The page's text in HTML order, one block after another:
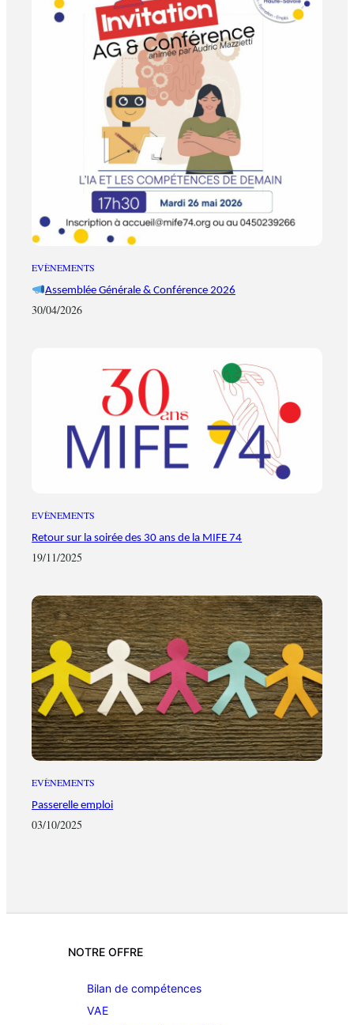
EVÈNEMENTS
Assemblée Générale & Conférence 2026
30/04/2026
EVÈNEMENTS
Retour sur la soirée des 30 ans de la MIFE 74
19/11/2025
EVÈNEMENTS
Passerelle emploi
03/10/2025
NOTRE OFFRE
Bilan de compétences
VAE